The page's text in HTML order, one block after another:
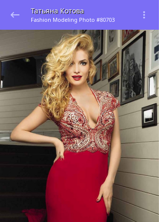
Татьяна Котова
Fashion Modeling Photo #80703